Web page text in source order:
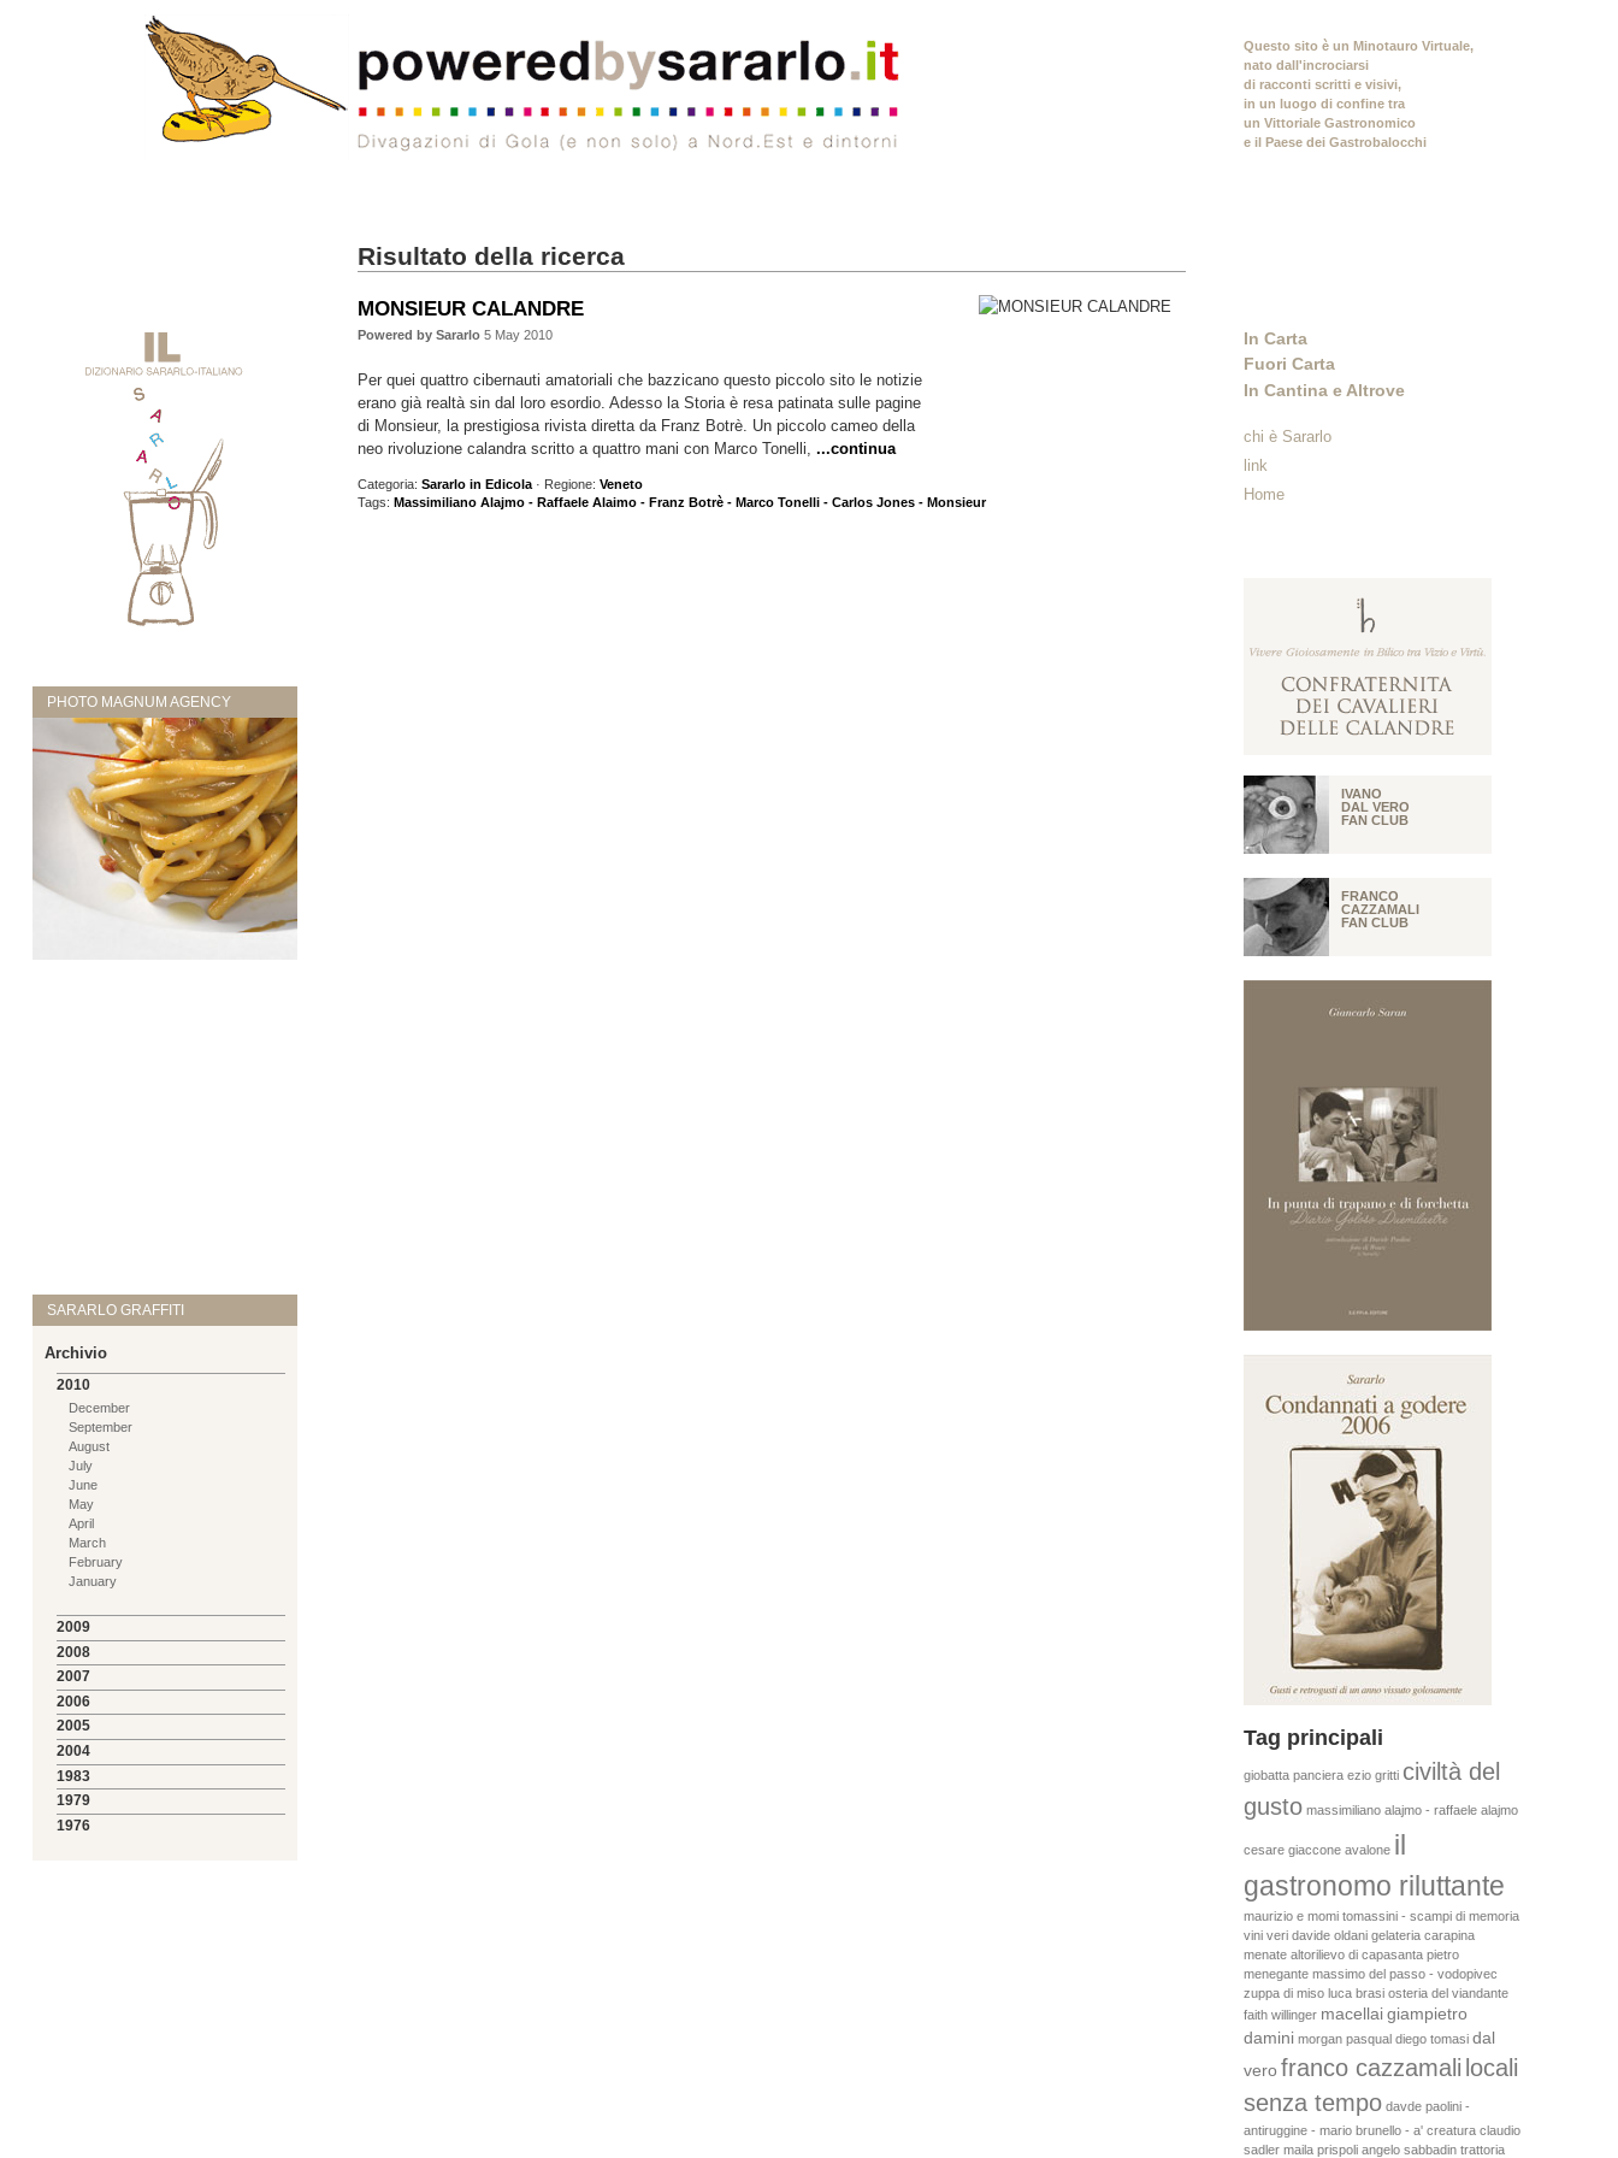
PHOTO MAGNUM AGENCY
SARARLO GRAFFITI
Archivio
2010
December
September
August
July
June
May
April
March
February
January
2009
2008
2007
2006
2005
2004
1983
1979
1976
Risultato della ricerca
MONSIEUR CALANDRE
Powered by Sararlo5 May 2010
Per quei quattro cibernauti amatoriali che bazzicano questo piccolo sito le notizie
erano già realtà sin dal loro esordio. Adesso la Storia è resa patinata sulle pagine
di Monsieur, la prestigiosa rivista diretta da Franz Botrè. Un piccolo cameo della
neo rivoluzione calandra scritto a quattro mani con Marco Tonelli, ...continua
Categoria: Sararlo in Edicola· Regione: Veneto
Tags: Massimiliano Alajmo - Raffaele Alaimo - Franz Botrè - Marco Tonelli - Carlos Jones - Monsieur
Questo sito è un Minotauro Virtuale,
nato dall'incrociarsi
di racconti scritti e visivi,
in un luogo di confine tra
un Vittoriale Gastronomico
e il Paese dei Gastrobalocchi
In Carta
Fuori Carta
In Cantina e Altrove
chi è Sararlo
link
Home
IVANO
DAL VERO
FAN CLUB
FRANCO
CAZZAMALI
FAN CLUB
Tag principali
giobatta panciera ezio gritti civiltà del
gusto massimiliano alajmo - raffaele alajmo
cesare giaccone avalone il
gastronomo riluttante
maurizio e momi tomassini - scampi di memoria
vini veri davide oldani gelateria carapina
menate altorilievo di capasanta pietro
menegante massimo del passo - vodopivec
zuppa di miso luca brasi osteria del viandante
faith willinger macellai giampietro
damini morgan pasqual diego tomasi dal
vero franco cazzamali locali
senza tempo davde paolini -
antiruggine - mario brunello - a' creatura claudio
sadler maila prispoli angelo sabbadin trattoria